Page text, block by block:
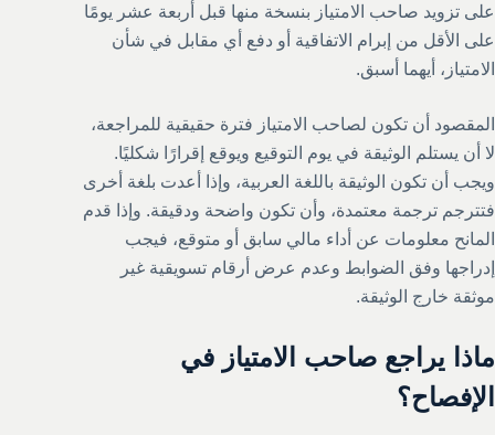
على تزويد صاحب الامتياز بنسخة منها قبل أربعة عشر يومًا
على الأقل من إبرام الاتفاقية أو دفع أي مقابل في شأن
الامتياز، أيهما أسبق.
المقصود أن تكون لصاحب الامتياز فترة حقيقية للمراجعة،
لا أن يستلم الوثيقة في يوم التوقيع ويوقع إقرارًا شكليًا.
ويجب أن تكون الوثيقة باللغة العربية، وإذا أعدت بلغة أخرى
فتترجم ترجمة معتمدة، وأن تكون واضحة ودقيقة. وإذا قدم
المانح معلومات عن أداء مالي سابق أو متوقع، فيجب
إدراجها وفق الضوابط وعدم عرض أرقام تسويقية غير
موثقة خارج الوثيقة.
ماذا يراجع صاحب الامتياز في
الإفصاح؟